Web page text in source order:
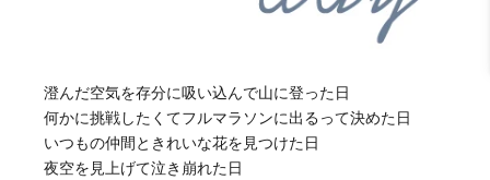
澄んだ空気を存分に吸い込んで山に登った日
何かに挑戦したくてフルマラソンに出るって決めた日
いつもの仲間ときれいな花を見つけた日
夜空を見上げて泣き崩れた日